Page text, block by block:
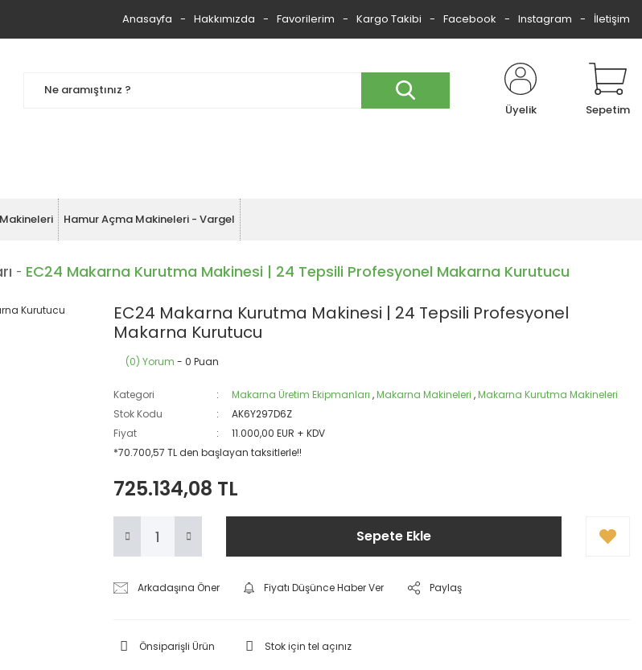
Anasayfa Hakkımızda Favorilerim Kargo Takibi Facebook Instagram İletişim
Üyelik Sepetim
Hamur Açma Makineleri - Vargel
EC24 Makarna Kurutma Makinesi | 24 Tepsili Profesyonel Makarna Kurutucu
EC24 Makarna Kurutma Makinesi | 24 Tepsili Profesyonel
Makarna Kurutucu
(0) Yorum - 0 Puan
Kategori Makarna Üretim Ekipmanları ,Makarna Makineleri ,Makarna Kurutma Makineleri
Stok Kodu
AK6Y297D6Z
Fiyat
11.000,00 EUR + KDV
*70.700,57 TL den başlayan taksitlerle!!
725.134,08 TL
Sepete Ekle
Arkadaşına Öner Fiyatı Düşünce Haber Ver Paylaş
Önsiparişli Ürün Stok için tel açınız